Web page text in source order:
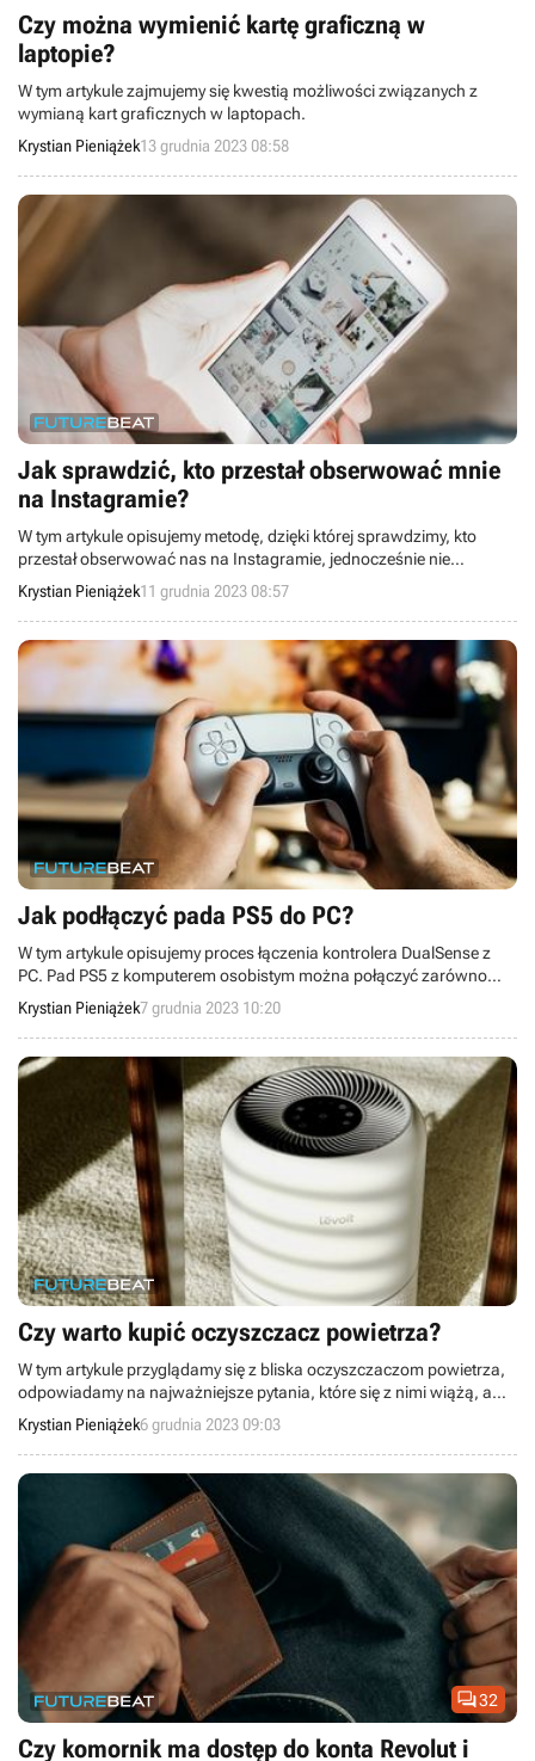
Czy można wymienić kartę graficzną w
laptopie?
W tym artykule zajmujemy się kwestią możliwości związanych z
wymianą kart graficznych w laptopach.
Krystian Pieniążek13 grudnia 2023 08:58
Jak sprawdzić, kto przestał obserwować mnie
na Instagramie?
W tym artykule opisujemy metodę, dzięki której sprawdzimy, kto
przestał obserwować nas na Instagramie, jednocześnie nie
ryzykując, że nasze konto zostanie zablokowane.
Krystian Pieniążek11 grudnia 2023 08:57
Jak podłączyć pada PS5 do PC?
W tym artykule opisujemy proces łączenia kontrolera DualSense z
PC. Pad PS5 z komputerem osobistym można połączyć zarówno
poprzez USB, jak i korzystając z Bluetooth.
Krystian Pieniążek7 grudnia 2023 10:20
Czy warto kupić oczyszczacz powietrza?
W tym artykule przyglądamy się z bliska oczyszczaczom powietrza,
odpowiadamy na najważniejsze pytania, które się z nimi wiążą, a
także omawiamy ich największe wady.
Krystian Pieniążek6 grudnia 2023 09:03
32
Czy komornik ma dostęp do konta Revolut i